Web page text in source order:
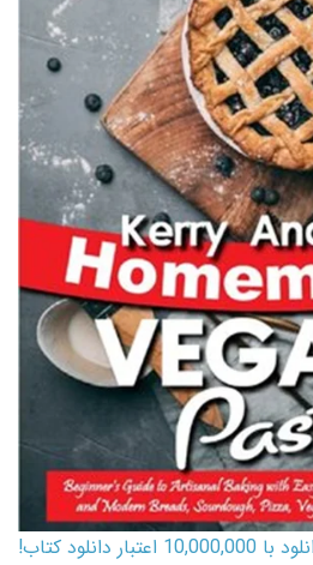
کارت اعتباری کتاب دانلود با 10,000,000 اعتبار دانلود کتاب!